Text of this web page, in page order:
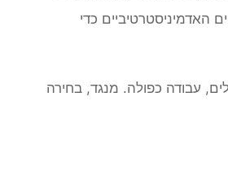
האדמיניסטרטיביים כדי
עבודה כפולה. מנגד, בחירה